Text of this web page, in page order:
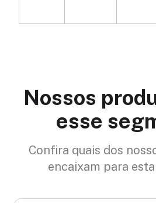
Nossos
esse
Confira quais dos
encaixam para